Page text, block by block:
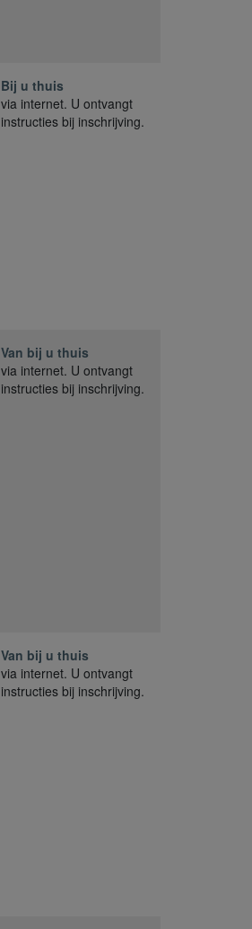
Bij u thuis
via internet. U ontvangt
instructies bij inschrijving.
Van bij u thuis
via internet. U ontvangt
instructies bij inschrijving.
Van bij u thuis
via internet. U ontvangt
instructies bij inschrijving.